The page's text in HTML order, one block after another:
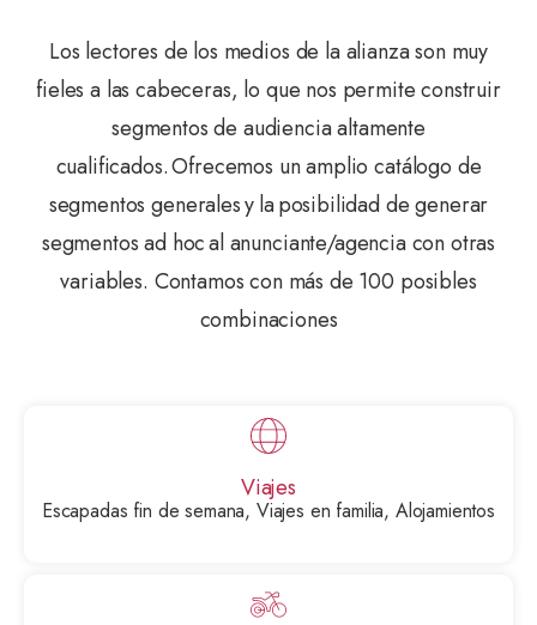
Los lectores de los medios de la alianza son muy
fieles a las cabeceras, lo que nos permite construir
segmentos de audiencia altamente
cualificados. Ofrecemos un amplio catálogo de
segmentos generales y la posibilidad de generar
segmentos ad hoc al anunciante/agencia con otras
variables. Contamos con más de 100 posibles
combinaciones
Viajes
Escapadas fin de semana, Viajes en familia, Alojamientos